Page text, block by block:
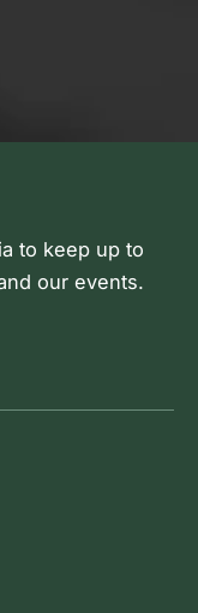
to keep up to
our events.